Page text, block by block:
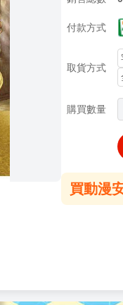
付款方式
取貨方式
購買數量
買動漫